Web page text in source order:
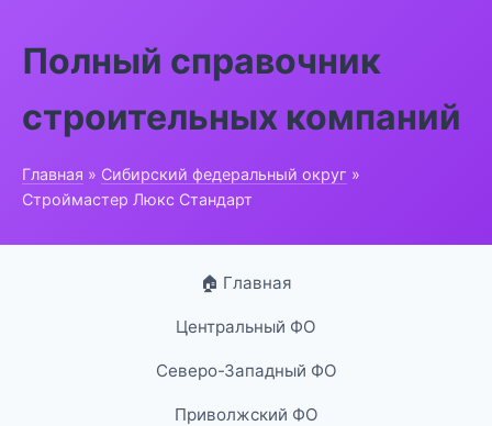
Полный справочник
строительных компаний
Главная » Сибирский федеральный округ »
Строймастер Люкс Стандарт
🏠 Главная
Центральный ФО
Северо-Западный ФО
Приволжский ФО